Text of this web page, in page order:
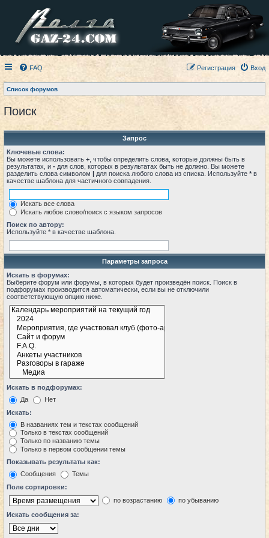
FAQ Вход
Регистрация
Список форумов
Поиск
Запрос
Ключевые слова:
Вы можете использовать + , чтобы определить слова, которые должны быть в
результатах, и - для слов, которых в результатах быть не должно. Вы можете
разделить слова символом | для поиска любого слова из списка. Используйте * в
качестве шаблона для частичного совпадения.
Искать все слова
Искать любое слово/поиск с языком запросов
Поиск по автору:
Используйте * в качестве шаблона.
Параметры запроса
Искать в форумах:
Выберите форум или форумы, в которых будет произведён поиск. Поиск в
подфорумах производится автоматически, если вы не отключили
соответствующую опцию ниже.
Искать в подфорумах:
Да
Нет
Искать:
В названиях тем и текстах сообщений
Только в текстах сообщений
Только по названию темы
Только в первом сообщении темы
Показывать результаты как:
Сообщения
Темы
Поле сортировки:
по возрастанию
по убыванию
Искать сообщения за: